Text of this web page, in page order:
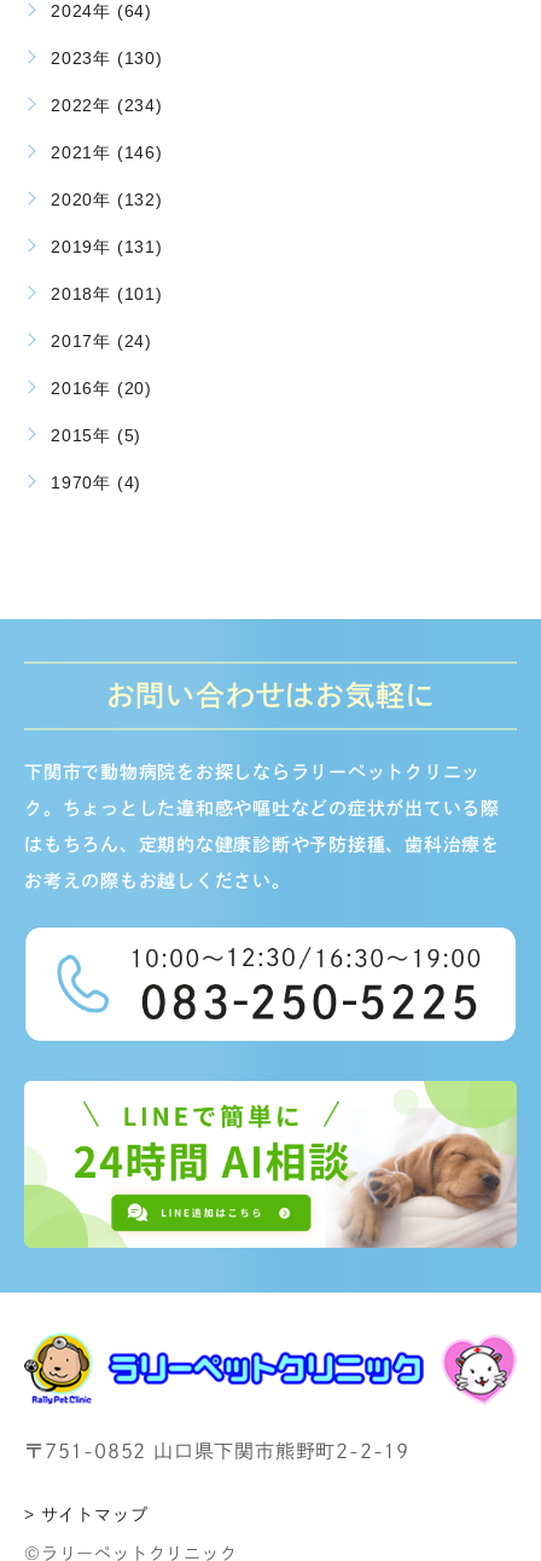
2024年 (64)
2023年 (130)
2022年 (234)
2021年 (146)
2020年 (132)
2019年 (131)
2018年 (101)
2017年 (24)
2016年 (20)
2015年 (5)
1970年 (4)
お問い合わせはお気軽に
下関市で動物病院をお探しならラリーペットクリニッ
ク。ちょっとした違和感や嘔吐などの症状が出ている際
はもちろん、定期的な健康診断や予防接種、歯科治療を
お考えの際もお越しください。
〒751-0852 山口県下関市熊野町2-2-19
> サイトマップ
©ラリーペットクリニック